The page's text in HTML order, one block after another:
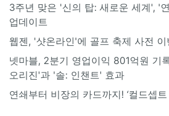
3주년 맞은 '신의 탑: 새로운 세계', '
업데이트
웹젠, '샷온라인'에 골프 축제 사전 이
넷마블, 2분기 영업이익 801억원 기
오리진'과 '솔: 인챈트' 효과
연쇄부터 비장의 카드까지! ‘컬드셉